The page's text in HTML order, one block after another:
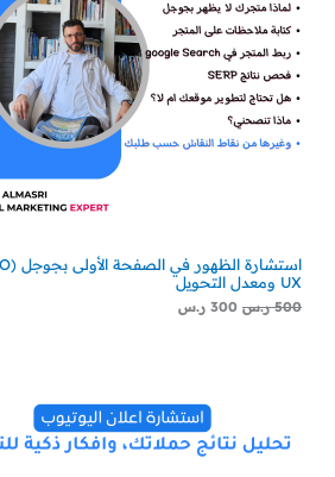
UX ومعدل التحويل
500 ر.س 300 ر.س
229 ر.س.